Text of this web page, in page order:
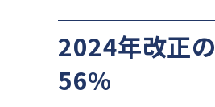
2024年改正
56%